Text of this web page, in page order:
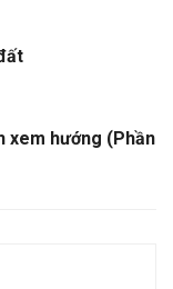
xem hướng (Phần